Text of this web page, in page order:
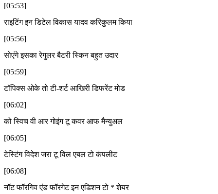
[05:53]
राइटिंग इन डिटेल विकास यादव करिकुलम किया
[05:56]
सोएंगे इसका रेगुलर बैटरी स्किन बहुत उदार
[05:59]
टॉपिक्स ओके तो टी-शर्ट आखिरी डिफरेंट मोड
[06:02]
को स्विच वी आर गोइंग टू कवर आफ मैन्युअल
[06:05]
टेस्टिंग विदेश जरा टू विल एबल टो कंपलीट
[06:08]
नॉट फॉरगिव एंड फॉरगेट इन एडिशन टो * शेयर